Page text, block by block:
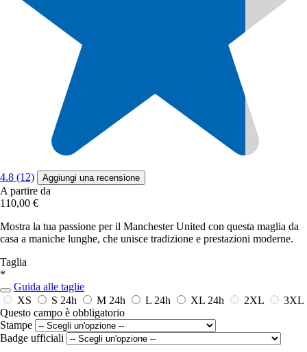
4.8 (12) Aggiungi una recensione
A partire da
110,00 €
Mostra la tua passione per il Manchester United con questa maglia da
casa a maniche lunghe, che unisce tradizione e prestazioni moderne.
Taglia
*
Guida alle taglie
XS
S 24h M 24h L 24h XL 24h 2XL
3XL
Questo campo è obbligatorio
Stampe
Badge ufficiali